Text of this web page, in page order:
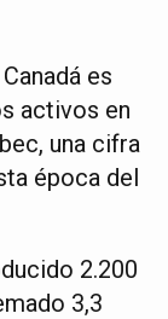
es
activos en
una cifra
época del
2.200
3,3